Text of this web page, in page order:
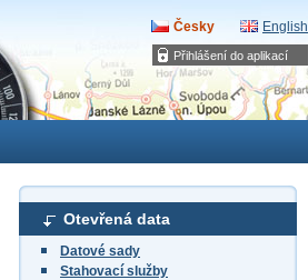
Přihlášení do aplikací
Česky English
Otevřená data
Datové sady
Stahovací služby